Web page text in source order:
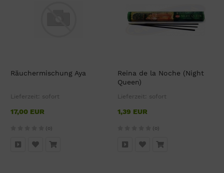
Räuchermischung Aya
Lieferzeit: sofort
17,00 EUR
(0)
Reina de la Noche (Night
Queen)
Lieferzeit: sofort
1,39 EUR
(0)